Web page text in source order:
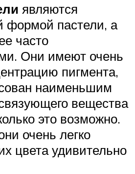
являются
формой пастели, а
часто
Они имеют очень
пигмента,
наименьшим
вещества
это возможно.
очень легко
цвета удивительно